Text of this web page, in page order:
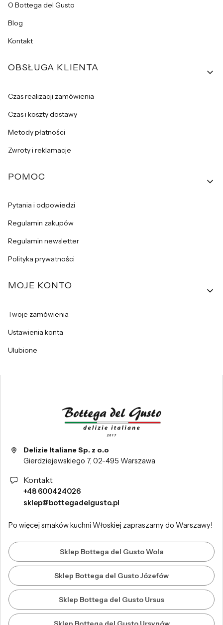
O Bottega del Gusto
Blog
Kontakt
OBSŁUGA KLIENTA
Czas realizacji zamówienia
Czas i koszty dostawy
Metody płatności
Zwroty i reklamacje
POMOC
Pytania i odpowiedzi
Regulamin zakupów
Regulamin newsletter
Polityka prywatności
MOJE KONTO
Twoje zamówienia
Ustawienia konta
Ulubione
Delizie Italiane Sp. z o.o
Gierdziejewskiego 7, 02-495 Warszawa
Kontakt
+48 600424026
sklep@bottegadelgusto.pl
Po więcej smaków kuchni Włoskiej zapraszamy do Warszawy!
Sklep Bottega del Gusto Wola
Sklep Bottega del Gusto Józefów
Sklep Bottega del Gusto Ursus